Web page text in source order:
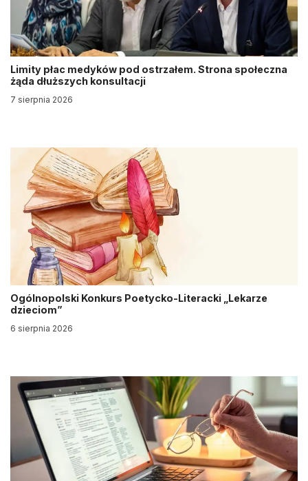
Limity płac medyków pod ostrzałem. Strona społeczna
żąda dłuższych konsultacji
7 sierpnia 2026
Ogólnopolski Konkurs Poetycko-Literacki „Lekarze
dzieciom”
6 sierpnia 2026